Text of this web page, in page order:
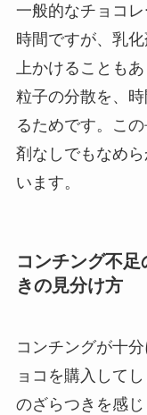
一般的なチョコ
時間ですが、乳
上かけることも
粒子の分散を、
るためです。こ
剤なしでもなめ
います。
コンチング不
きの見分け方
コンチングが十
ョコを購入して
のざらつきを感